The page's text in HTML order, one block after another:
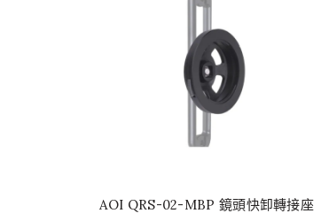
加入購物車
AOI QRS-02-MBP 鏡頭快卸轉接座